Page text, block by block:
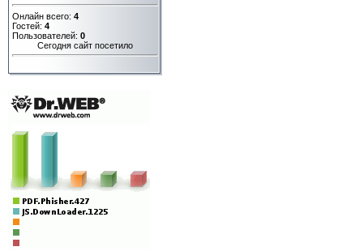
Онлайн всего: 4
Гостей: 4
Пользователей: 0
Сегодня сайт посетило